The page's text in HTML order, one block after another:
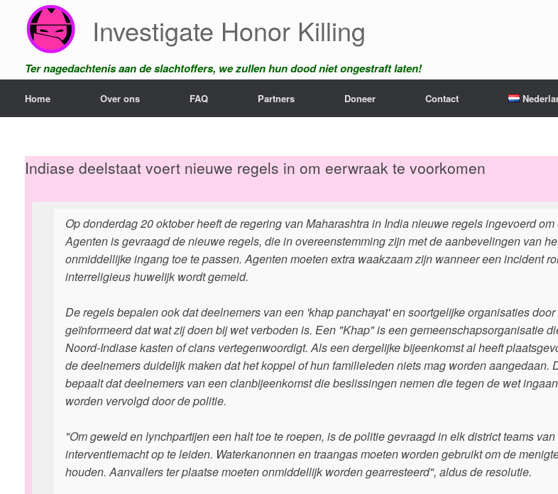
Investigate Honor Killing
Ter nagedachtenis aan de slachtoffers, we zullen hun dood niet ongestraft laten!
Home Over ons FAQ Partners Doneer Contact
Indiase deelstaat voert nieuwe regels in om eerwraak te voorkomen
Op donderdag 20 oktober heeft de regering van Maharashtra in India nieuwe regels ingevoerd
Agenten is gevraagd de nieuwe regels, die in overeenstemming zijn met de aanbevelingen van
onmiddellijke ingang toe te passen. Agenten moeten extra waakzaam zijn wanneer een incident
interreligieus huwelijk wordt gemeld.
De regels bepalen ook dat deelnemers van een 'khap panchayat' en soortgelijke organisaties
geïnformeerd dat wat zij doen bij wet verboden is. Een "Khap" is een gemeenschapsorganisatie
Noord-Indiase kasten of clans vertegenwoordigt. Als een dergelijke bijeenkomst al heeft
de deelnemers duidelijk maken dat het koppel of hun familieleden niets mag worden aangedaan.
bepaalt dat deelnemers van een clanbijeenkomst die beslissingen nemen die tegen de wet
worden vervolgd door de politie.
"Om geweld en lynchpartijen een halt toe te roepen, is de politie gevraagd in elk district teams
interventiemacht op te leiden. Waterkanonnen en traangas moeten worden gebruikt om de
houden. Aanvallers ter plaatse moeten onmiddellijk worden gearresteerd", aldus de resolutie.